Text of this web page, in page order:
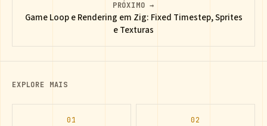
PRÓXIMO →
Game Loop e Rendering em Zig: Fixed Timestep, Sprites
e Texturas
EXPLORE MAIS
01 02